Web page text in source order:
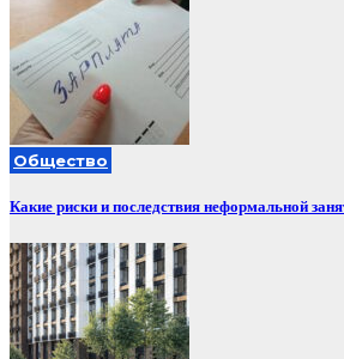
Общество
Какие риски и последствия неформальной